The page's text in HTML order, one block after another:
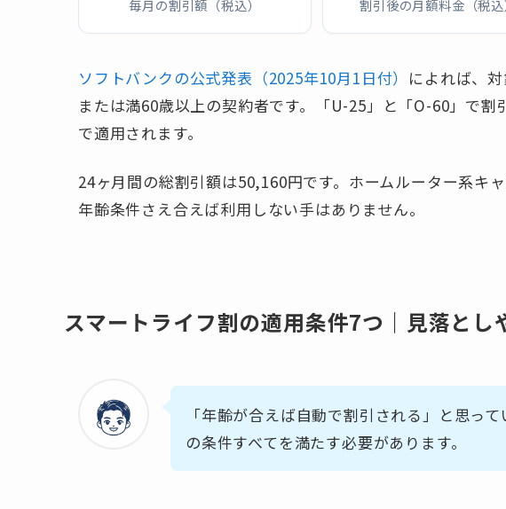
毎月の割引額（税込） 割引後の月額料金（税込
ソフトバンクの公式発表（2025年10月1日付） によれば、
または満60歳以上の契約者です。「U-25」と「O-60」で
で適用されます。
24ヶ月間の総割引額は50,160円です。ホームルーター系キ
年齢条件さえ合えば利用しない手はありません。
スマートライフ割の適用条件7つ｜見落とし
「年齢が合えば自動で割引される」と思っ
の条件すべてを満たす必要があります。